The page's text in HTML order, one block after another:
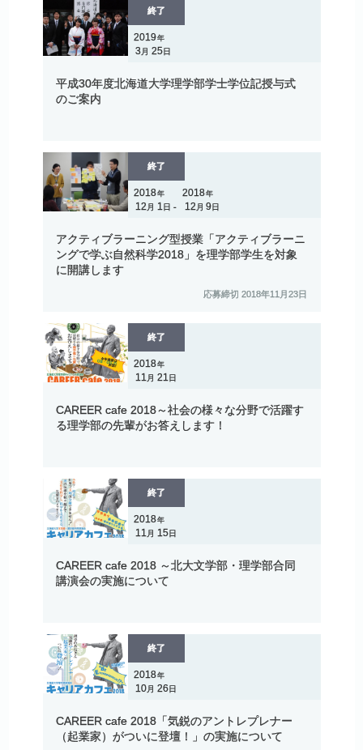
2019年
3月 25日
終了
平成30年度北海道大学理学部学士学位記授与式
のご案内
2018年
12 月 1 日 -
2018年
12 月 9日
終了
アクティブラーニング型授業 「アクティブラーニ
ングで学ぶ自然科学2018」を理学部学生を対象
に開講します
応募締切 2018年11月23日
2018年
11 月 21 日
終了
CAREER cafe 2018～社会の様々な分野で活躍す
る理学部の先輩がお答えします！
2018年
11 月 15日
終了
CAREER cafe 2018 ～北大文学部 ・理学部合同
講演会の実施について
2018年
10月 26日
終了
CAREER cafe 2018 「気鋭のアントレプレナー
（起業家）がついに登壇！」の実施について